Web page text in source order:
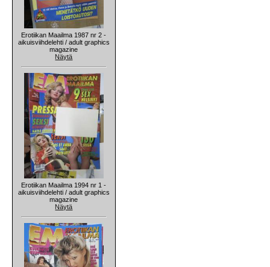
Erotiikan Maailma 1987 nr 2 -
aikuisviihdelehti / adult graphics
magazine
Näytä
Erotiikan Maailma 1994 nr 1 -
aikuisviihdelehti / adult graphics
magazine
Näytä